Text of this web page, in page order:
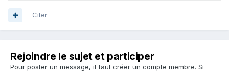
Citer
Rejoindre le sujet et participer
Pour poster un message, il faut créer un compte membre. Si